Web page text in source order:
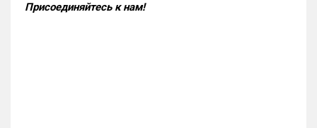
Присоединяйтесь к нам!